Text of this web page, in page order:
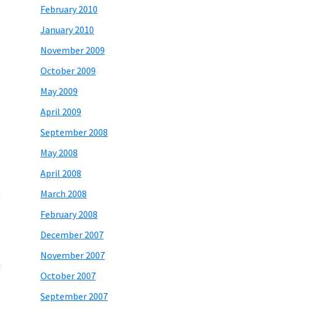
February 2010
January 2010
November 2009
October 2009
May 2009
April 2009
September 2008
May 2008
April 2008
March 2008
February 2008
December 2007
November 2007
October 2007
September 2007